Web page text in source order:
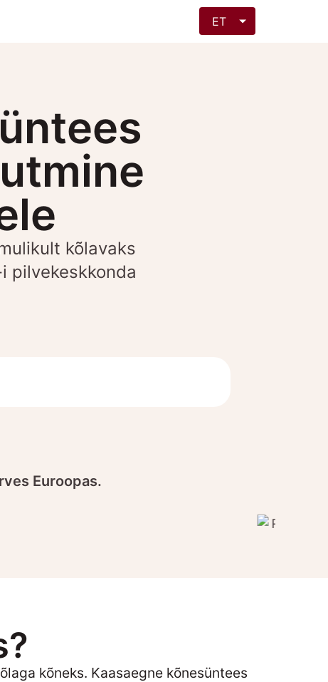
ET
kõlavaks
pilvekeskkonda
Euroopas.
kõneks. Kaasaegne kõnesüntees